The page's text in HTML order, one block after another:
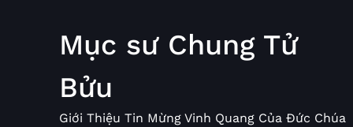
Mục sư Chung Tử
Bửu
Giới Thiệu Tin Mừng Vinh Quang Của Đức Chúa